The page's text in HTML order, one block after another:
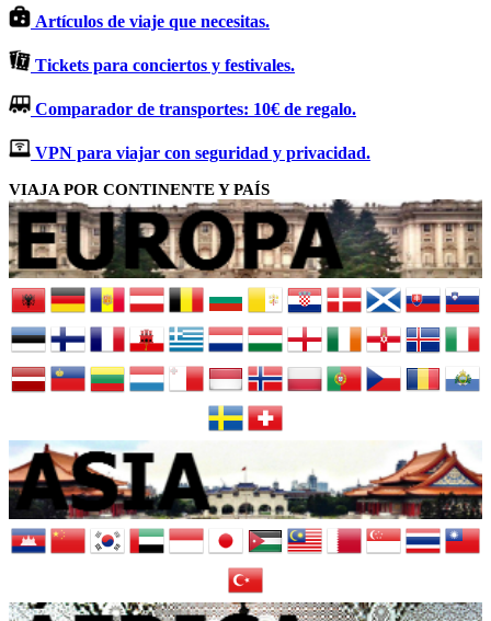
Artículos de viaje que necesitas.
Tickets para conciertos y festivales.
Comparador de transportes: 10€ de regalo.
VPN para viajar con seguridad y privacidad.
VIAJA POR CONTINENTE Y PAÍS